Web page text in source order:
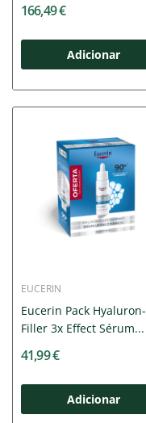
166,49 €
Adicionar
EUCERIN
Eucerin Pack Hyaluron-
Filler 3x Effect Sérum...
41,99 €
Adicionar